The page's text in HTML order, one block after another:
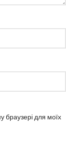
браузері для моїх